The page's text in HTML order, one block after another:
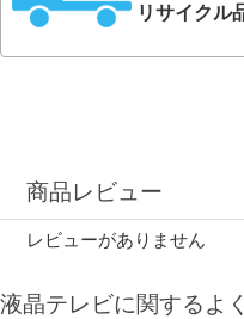
リサイクル
商品レビュー
レビューがありません
液晶テレビに関するよ